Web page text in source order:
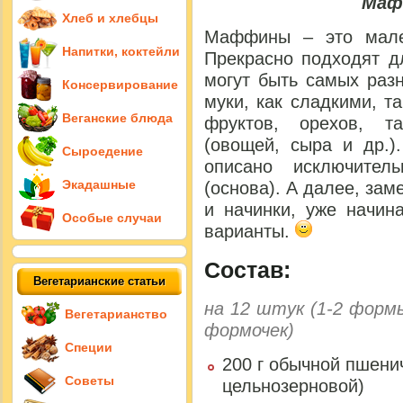
Маффины – это
Прекрасно подходят
могут быть самых
муки, как сладкими,
фруктов, орехов,
(овощей, сыра и др.).
описано
(основа). А далее,
и начинки, уже
варианты.
Состав:
на 12 штук(1-2
формочек)
200 г обычной
цельнозерновой)
Хлеб и хлебцы
Напитки, коктейли
Консервирование
Веганские блюда
Сыроедение
Экадашные
Особые случаи
Вегетарианские статьи
Вегетарианство
Специи
Советы